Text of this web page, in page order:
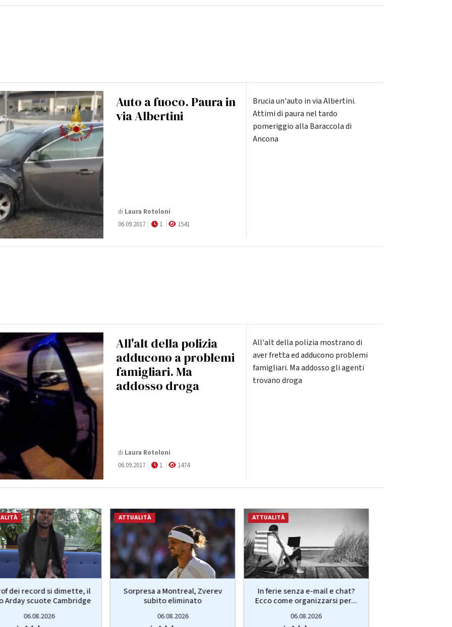
Auto a fuoco. Paura in
via Albertini
di Laura Rotoloni
06.09.2017
1 1541
Brucia un'auto in via Albertini.
Attimi di paura nel tardo
pomeriggio alla Baraccola di
Ancona
All'alt della polizia
adducono a problemi
famigliari. Ma
addosso droga
di Laura Rotoloni
06.09.2017
1 1474
All'alt della polizia mostrano di
aver fretta ed adducono problemi
famigliari. Ma addosso gli agenti
trovano droga
dei record si dimette, il
Arday scuote Cambridge
06.08.2026
ATTUALITÀ
Sorpresa a Montreal, Zverev
subito eliminato
06.08.2026
ATTUALITÀ
In ferie senza e-mail e chat?
Ecco come organizzarsi per...
06.08.2026